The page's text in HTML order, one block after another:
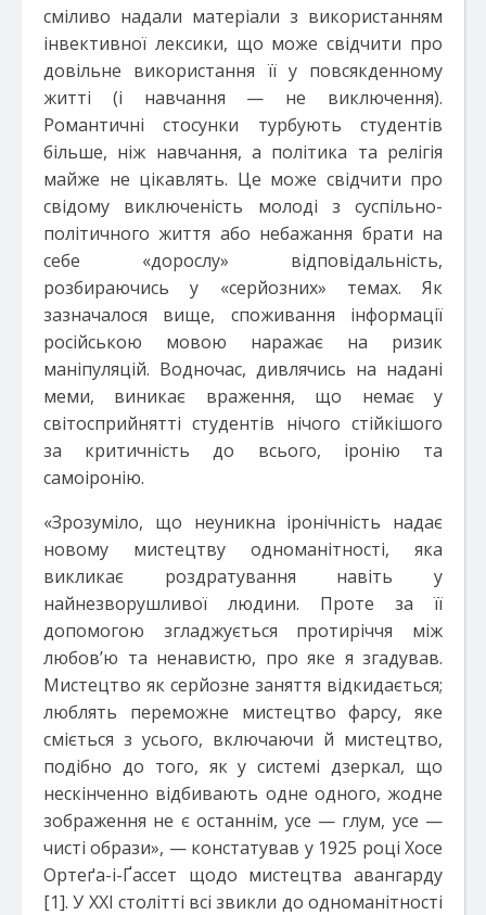
сміливо надали матеріали з використанням
інвективної лексики, що може свідчити про
довільне використання її у повсякденному
житті (і навчання — не виключення).
Романтичні стосунки турбують студентів
більше, ніж навчання, а політика та релігія
майже не цікавлять. Це може свідчити про
свідому виключеність молоді з суспільно-
політичного життя або небажання брати на
себе «дорослу» відповідальність,
розбираючись у «серйозних» темах. Як
зазначалося вище, споживання інформації
російською мовою наражає на ризик
маніпуляцій. Водночас, дивлячись на надані
меми, виникає враження, що немає у
світосприйнятті студентів нічого стійкішого
за критичність до всього, іронію та
самоіронію.
«Зрозуміло, що неуникна іронічність надає
новому мистецтву одноманітності, яка
викликає роздратування навіть у
найнезворушливої людини. Проте за її
допомогою згладжується протиріччя між
любов’ю та ненавистю, про яке я згадував.
Мистецтво як серйозне заняття відкидається;
люблять переможне мистецтво фарсу, яке
сміється з усього, включаючи й мистецтво,
подібно до того, як у системі дзеркал, що
нескінченно відбивають одне одного, жодне
зображення не є останнім, усе — глум, усе —
чисті образи», — констатував у 1925 році Хосе
Ортеґа-і-Ґассет щодо мистецтва авангарду
[1]. У XXI столітті всі звикли до одноманітності